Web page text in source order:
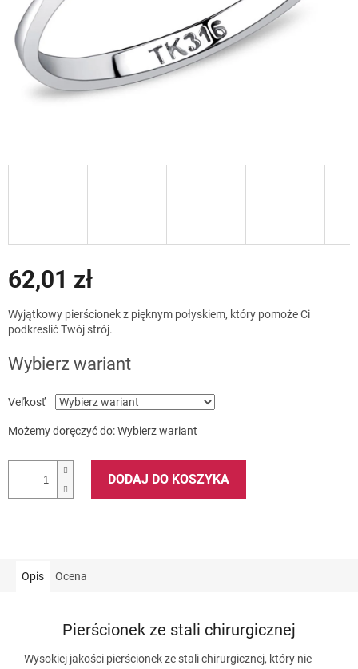
62,01 zł
jednostkowa:
Wyjątkowy pierścionek z pięknym połyskiem, który pomoże Ci
podkreslić Twój strój.
Wybierz wariant
Veľkosť
Możemy doręczyć do:Wybierz wariant
DODAJ DO KOSZYKA
Opis Ocena
Pierścionek ze stali chirurgicznej
Wysokiej jakości pierścionek ze stali chirurgicznej, który nie